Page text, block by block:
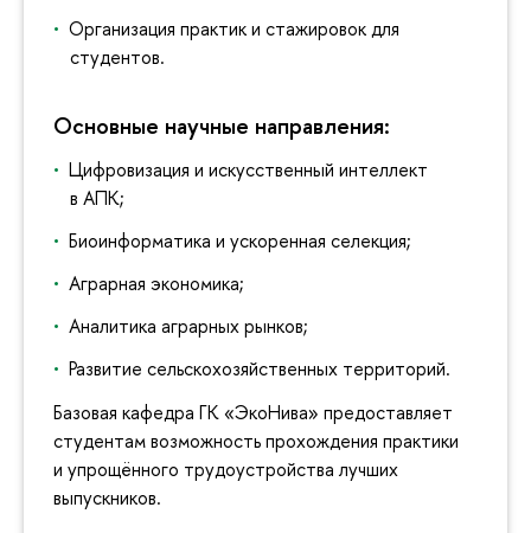
Организация практик и стажировок для
студентов.
Основные научные направления:
Цифровизация и искусственный интеллект
в АПК;
Биоинформатика и ускоренная селекция;
Аграрная экономика;
Аналитика аграрных рынков;
Развитие сельскохозяйственных территорий.
Базовая кафедра ГК «ЭкоНива» предоставляет
студентам возможность прохождения практики
и упрощённого трудоустройства лучших
выпускников.